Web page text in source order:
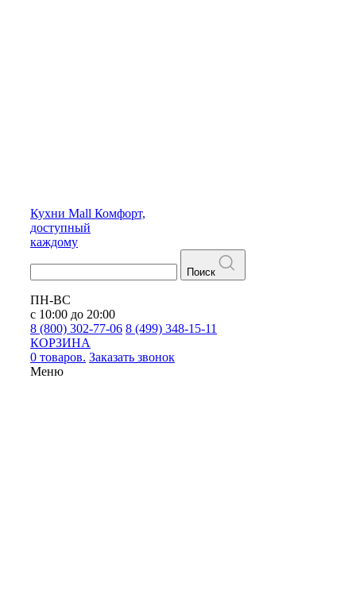
Кухни Mall Комфорт,
доступный
каждому
Поиск
ПН-ВС
с 10:00 до 20:00
8 (800) 302-77-06 8 (499) 348-15-11
КОРЗИНА
0 товаров. Заказать звонок
Меню